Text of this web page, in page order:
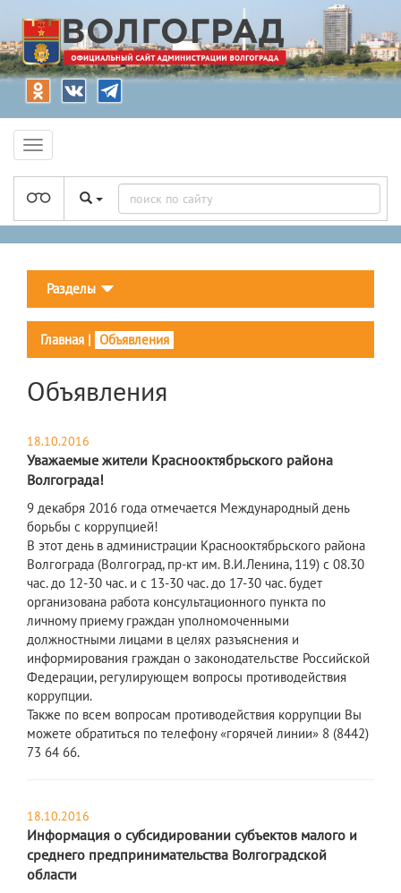
Разделы
Главная | Объявления
Объявления
18.10.2016
Уважаемые жители Краснооктябрьского района
Волгограда!
9 декабря 2016 года отмечается Международный день
борьбы с коррупцией!
В этот день в администрации Краснооктябрьского района
Волгограда (Волгоград, пр-кт им. В.И.Ленина, 119) с 08.30
час. до 12-30 час. и с 13-30 час. до 17-30 час. будет
организована работа консультационного пункта по
личному приему граждан уполномоченными
должностными лицами в целях разъяснения и
информирования граждан о законодательстве Российской
Федерации, регулирующем вопросы противодействия
коррупции.
Также по всем вопросам противодействия коррупции Вы
можете обратиться по телефону «горячей линии» 8 (8442)
73 64 66.
18.10.2016
Информация о субсидировании субъектов малого и
среднего предпринимательства Волгоградской
области